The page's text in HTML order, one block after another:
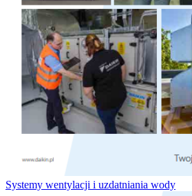
Systemy wentylacji i uzdatniania wody